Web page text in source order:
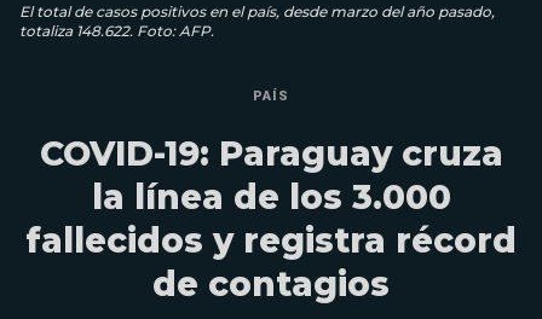
El total de casos positivos en el país, desde marzo del año pasado,
totaliza 148.622. Foto: AFP.
PAÍS
COVID-19: Paraguay cruza
la línea de los 3.000
fallecidos y registra récord
de contagios